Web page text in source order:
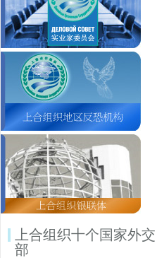
上合组织十个国家外交
部